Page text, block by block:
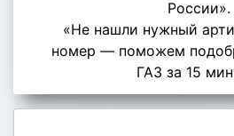
России».
«Не нашли нужный
номер — поможем
ГАЗ за 15